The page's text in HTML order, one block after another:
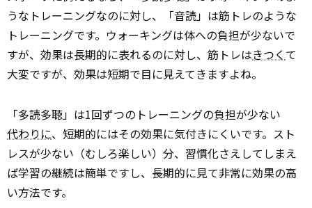
うなトレーニングなのに対し、「音読」は筋トレのような
トレーニングです。ウォーキングは体への負担が少ないで
すが、効果は長期的に表れるのに対し、筋トレはきつく て
大変ですが、効果は短期で目に見えてきますよね。
「多読多聴」は1回ずつのトレーニングの負担が少ない
代わりに、短期的にはその効果に気付きにくいです。スト
レスが少ない（むしろ楽しい）分、習慣化さえしてしまえ
ば学習の継続は簡単ですし、長期的に見て非常に効果の高
い方法です。